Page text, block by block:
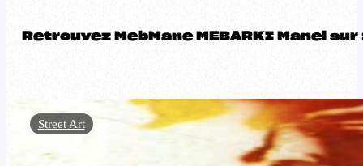
Retrouvez MebMane MEBARKI Manel sur
Street Art